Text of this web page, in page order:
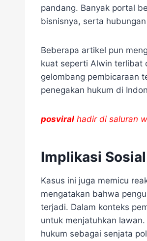
pandang. Banyak portal
bisnisnya, serta
Beberapa artikel pun
kuat seperti Alwin terlibat
gelombang pembicaraan
penegakan hukum di
posviral hadir di saluran
Implikasi
Kasus ini juga memicu
mengatakan bahwa
terjadi. Dalam konteks
untuk menjatuhkan
hukum sebagai senjata